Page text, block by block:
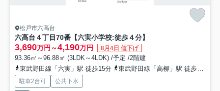
松戸市六高台
六高台４丁目70番【六実小学校:徒歩４分】
3,690万円～4,190万円 8月4日 値下げ
93.36㎡～96.88㎡ (3LDK～4LDK) /予定 /2階建
東武野田線「六実」駅 徒歩15分
東武野田線「高柳」駅 徒歩23分
駐車2台可
公共下水